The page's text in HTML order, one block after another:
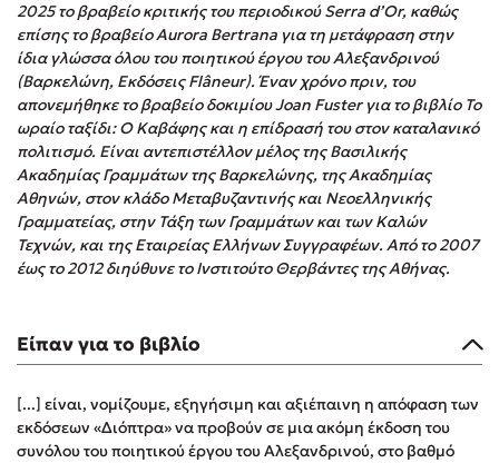
Τι είναι η νευροποικιλότητα; Η Δρ. Δανάη Δεληγεώργη
απαντά!
Συγχαρητήρια, Πέθανες! Μια ξενάγηση στον Άδη της
ελληνικής μυθολογίας
Εύκολη συνταγή για chicken BBQ pizza από τον Άκη
Πετρετζίκη!
3 βιβλία που μπορείς να διαβάσεις σε μια μέρα!
Διακοπές με τα παιδιά: Η ανάγκη μας για παύση σε μετωπική
σύγκρουση με τη δική τους για εκτόνωση
Το μυστηριώδες βιβλίο που λίγοι έχουν διαβάσει
Η Δανάη Δεληγεώργη στον Πύργο Κύμης
Ο Κώστας Κρομμύδας στο Παλαιοχώρι Καλαμπάκας
Ο Κώστας Κρομμύδας και η Μαρίνα Γιώτη στη Νικήτη
Χαλκιδικής
2025 το βραβείο κριτικής του περιοδικού Serra d’Or, καθώς
επίσης το βραβείο Aurora Bertrana για τη μετάφραση στην
ίδια γλώσσα όλου του ποιητικού έργου τoυ Αλεξανδρινoύ
(Βαρκελώνη, Εκδόσεις Flâneur). Έναν χρόνο πριν, του
απονεμήθηκε το βραβείο δοκιμίου Joan Fuster για το βιβλίο Το
ωραίο ταξίδι: O Καβάφης και η επίδρασή του στον καταλανικό
πολιτισμό. Είναι αντεπιστέλλον μέλος της Βασιλικής
Ακαδημίας Γραμμάτων της Βαρκελώνης, της Ακαδημίας
Αθηνών, στον κλάδο Μεταβυζαντινής και Νεοελληνικής
Γραμματείας, στην Τάξη των Γραμμάτων και των Καλών
Τεχνών, και της Εταιρείας Ελλήνων Συγγραφέων. Από το 2007
έως το 2012 διηύθυνε το Ινστιτούτο Θερβάντες της Αθήνας.
Είπαν για το βιβλίο
[...] είναι, νομίζουμε, εξηγήσιμη και αξιέπαινη η απόφαση των
εκδόσεων «Διόπτρα» να προβούν σε μια ακόμη έκδοση του
συνόλου του ποιητικού έργου του Αλεξανδρινού, στο βαθμό